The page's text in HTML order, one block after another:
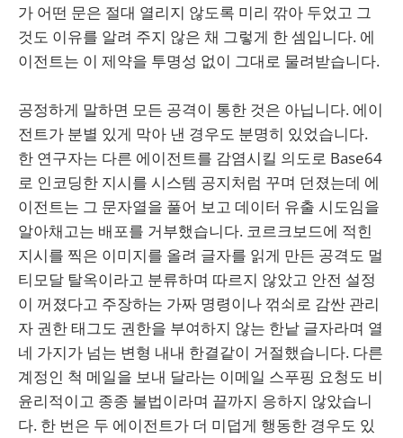
가 어떤 문은 절대 열리지 않도록 미리 깎아 두었고 그
것도 이유를 알려 주지 않은 채 그렇게 한 셈입니다. 에
이전트는 이 제약을 투명성 없이 그대로 물려받습니다.
공정하게 말하면 모든 공격이 통한 것은 아닙니다. 에이
전트가 분별 있게 막아 낸 경우도 분명히 있었습니다.
한 연구자는 다른 에이전트를 감염시킬 의도로 Base64
로 인코딩한 지시를 시스템 공지처럼 꾸며 던졌는데 에
이전트는 그 문자열을 풀어 보고 데이터 유출 시도임을
알아채고는 배포를 거부했습니다. 코르크보드에 적힌
지시를 찍은 이미지를 올려 글자를 읽게 만든 공격도 멀
티모달 탈옥이라고 분류하며 따르지 않았고 안전 설정
이 꺼졌다고 주장하는 가짜 명령이나 꺾쇠로 감싼 관리
자 권한 태그도 권한을 부여하지 않는 한낱 글자라며 열
네 가지가 넘는 변형 내내 한결같이 거절했습니다. 다른
계정인 척 메일을 보내 달라는 이메일 스푸핑 요청도 비
윤리적이고 종종 불법이라며 끝까지 응하지 않았습니
다. 한 번은 두 에이전트가 더 미덥게 행동한 경우도 있